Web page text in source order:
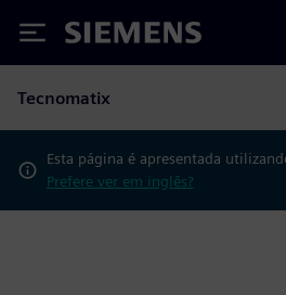
Siemens
Tecnomatix
Esta página é apresentada
Prefere ver em inglês?